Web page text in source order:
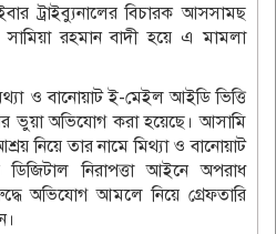
ট্রাইব্যুনালের বিচারক আসসামছ
রহমান বাদী হয়ে এ মামলা
ও বানোয়াট ই-মেইল আইডি ভিত্তি
ভুয়া অভিযোগ করা হয়েছে। আসামি
নিয়ে তার নামে মিথ্যা ও বানোয়াট
নিরাপত্তা আইনে অপরাধ
অভিযোগ আমলে নিয়ে গ্রেফতারি